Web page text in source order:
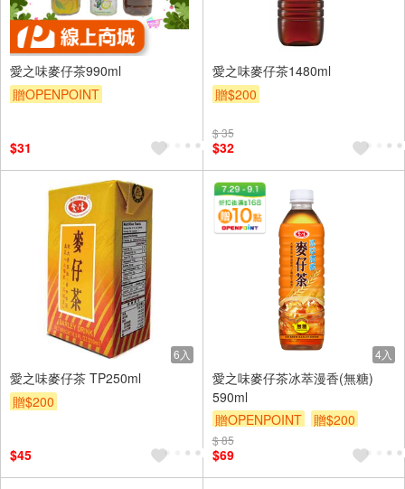
愛之味麥仔茶990ml
贈OPENPOINT
$31
愛之味麥仔茶1480ml
贈$200
$ 35
$32
6入
愛之味麥仔茶 TP250ml
贈$200
$45
4入
愛之味麥仔茶冰萃漫香(無糖)
590ml
贈OPENPOINT
贈$200
$ 85
$69